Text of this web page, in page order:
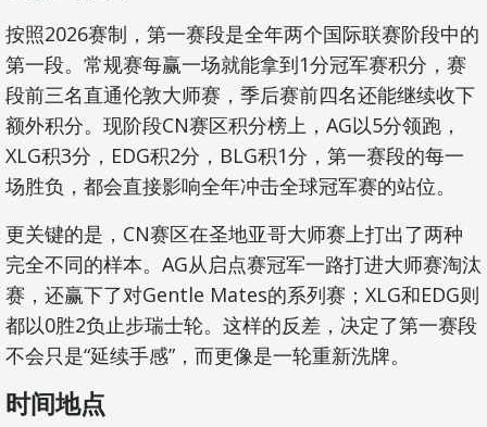
按照2026赛制，第一赛段是全年两个国际联赛阶段中的
第一段。常规赛每赢一场就能拿到1分冠军赛积分，赛
段前三名直通伦敦大师赛，季后赛前四名还能继续收下
额外积分。现阶段CN赛区积分榜上，AG以5分领跑，
XLG积3分，EDG积2分，BLG积1分，第一赛段的每一
场胜负，都会直接影响全年冲击全球冠军赛的站位。
更关键的是，CN赛区在圣地亚哥大师赛上打出了两种
完全不同的样本。AG从启点赛冠军一路打进大师赛淘汰
赛，还赢下了对Gentle Mates的系列赛；XLG和EDG则
都以0胜2负止步瑞士轮。这样的反差，决定了第一赛段
不会只是“延续手感”，而更像是一轮重新洗牌。
时间地点